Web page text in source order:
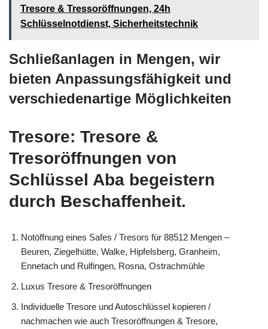
Tresore & Tressoröffnungen, 24h
Schlüsselnotdienst, Sicherheitstechnik
Schließanlagen in Mengen, wir
bieten Anpassungsfähigkeit und
verschiedenartige Möglichkeiten
Tresore: Tresore &
Tresoröffnungen von
Schlüssel Aba begeistern
durch Beschaffenheit.
Notöffnung eines Safes / Tresors für 88512 Mengen –
Beuren, Ziegelhütte, Walke, Hipfelsberg, Granheim,
Ennetach und Rulfingen, Rosna, Ostrachmühle
Luxus Tresore & Tresoröffnungen
Individuelle Tresore und Autoschlüssel kopieren /
nachmachen wie auch Tresoröffnungen & Tresore,